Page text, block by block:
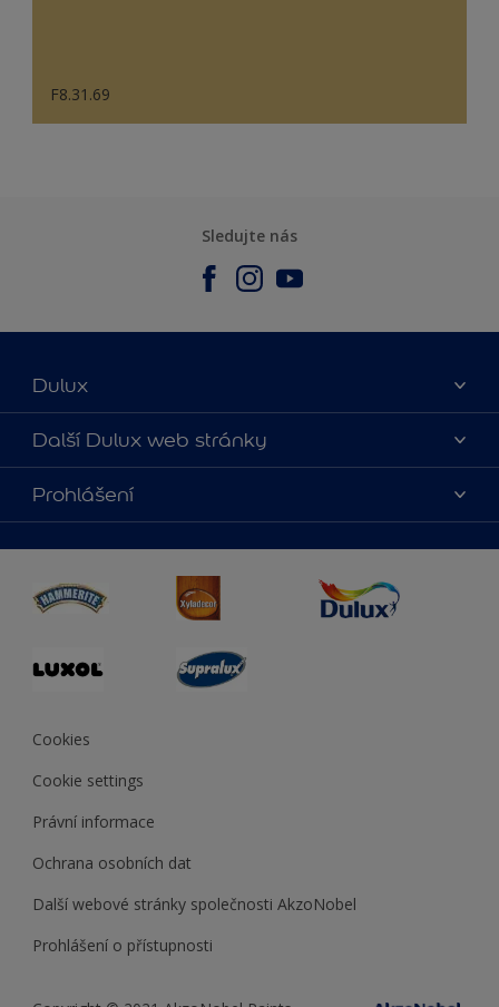
F8.31.69
Sledujte nás
Dulux
O nás
Kontaktujte nás
Najít obchod
Další Dulux web stránky
duluxmalir.cz
duluxmaliar.sk
duluxprodejnabarev.cz
duluxpredajnafarieb.sk
Prohlášení
Cookies
Cookie settings
Právní informace
Ochrana osobních dat
Další webové stránky společnosti AkzoNobel
Prohlášení o přístupnosti